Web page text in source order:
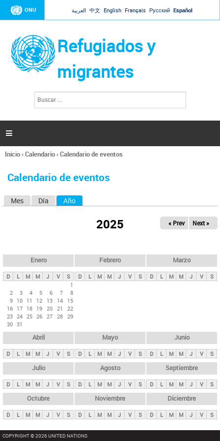
Jump to navigation
ONU العربية 中文 English Français Русский Español
Refugiados y
migrantes
l
d
s

Se
usted
Inicio›Calendario›Calendario de eventos
Calendario de eventos
s
p
n
c
i
p
l
e
s
Mes Día Año
2025 « Prev Next »
Enero
D L M M J V
S
1
2
3 4 5 6 7
8
9 10 11 12 13 14
15
16 17 18 19 20 21
22
23 24 25 26 27 28 29
30 31
Febrero
D L M M J V S
Marzo
D L M M J V S
Abril
D L M M J V S
Mayo
D L M M J V S
Junio
D L M M J V S
Julio
D L M M J V S
Agosto
D L M M J V S
Septiembre
D L M M J V S
Octubre
D L M M J V S
Noviembre
D L M M J V S
Diciembre
D L M M J V S
COPYRIGHT © 2026 UNITED NATIONS